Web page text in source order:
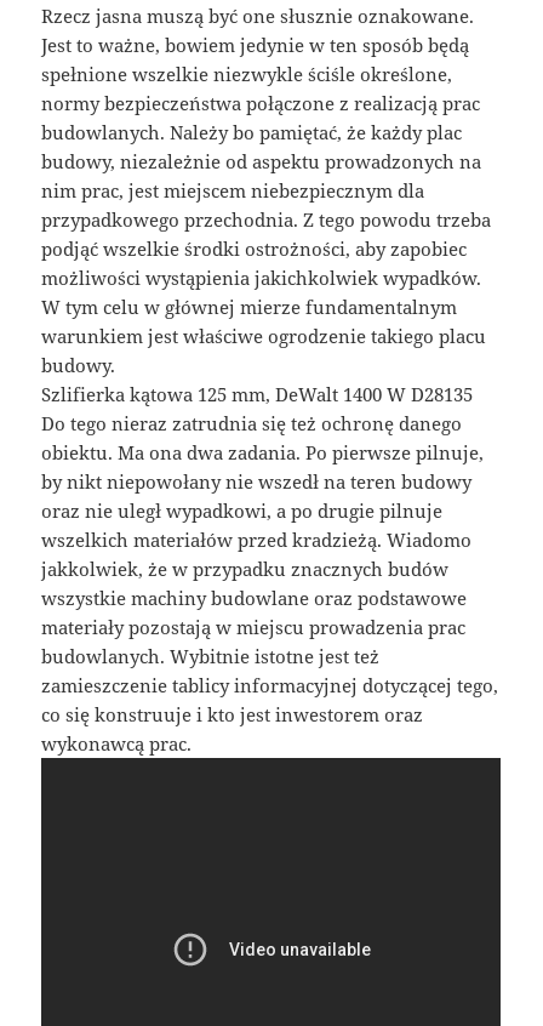
Rzecz jasna muszą być one słusznie oznakowane.
Jest to ważne, bowiem jedynie w ten sposób będą
spełnione wszelkie niezwykle ściśle określone,
normy bezpieczeństwa połączone z realizacją prac
budowlanych. Należy bo pamiętać, że każdy plac
budowy, niezależnie od aspektu prowadzonych na
nim prac, jest miejscem niebezpiecznym dla
przypadkowego przechodnia. Z tego powodu trzeba
podjąć wszelkie środki ostrożności, aby zapobiec
możliwości wystąpienia jakichkolwiek wypadków.
W tym celu w głównej mierze fundamentalnym
warunkiem jest właściwe ogrodzenie takiego placu
budowy.
Szlifierka kątowa 125 mm, DeWalt 1400 W D28135
Do tego nieraz zatrudnia się też ochronę danego
obiektu. Ma ona dwa zadania. Po pierwsze pilnuje,
by nikt niepowołany nie wszedł na teren budowy
oraz nie uległ wypadkowi, a po drugie pilnuje
wszelkich materiałów przed kradzieżą. Wiadomo
jakkolwiek, że w przypadku znacznych budów
wszystkie machiny budowlane oraz podstawowe
materiały pozostają w miejscu prowadzenia prac
budowlanych. Wybitnie istotne jest też
zamieszczenie tablicy informacyjnej dotyczącej tego,
co się konstruuje i kto jest inwestorem oraz
wykonawcą prac.